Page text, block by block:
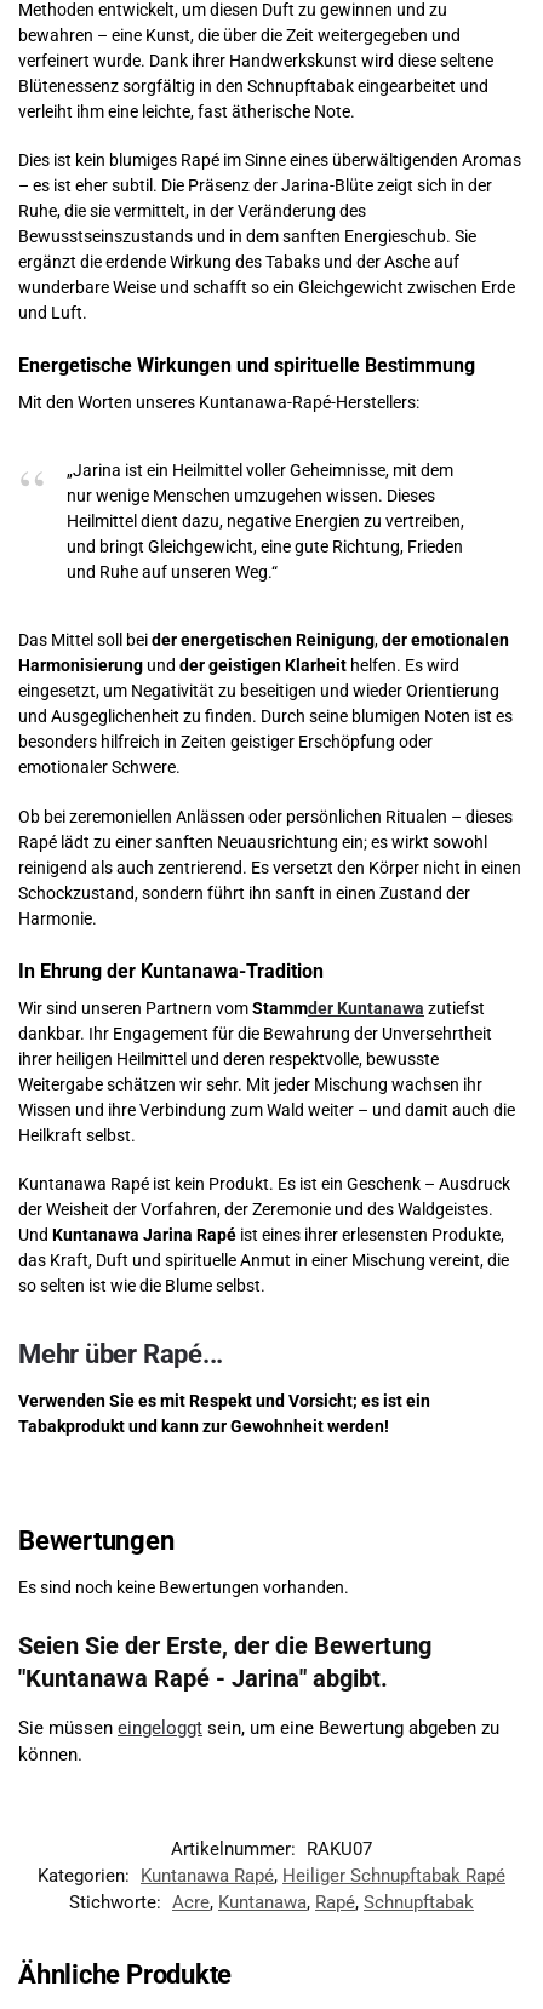
Methoden entwickelt, um diesen Duft zu gewinnen und zu
bewahren – eine Kunst, die über die Zeit weitergegeben und
verfeinert wurde. Dank ihrer Handwerkskunst wird diese seltene
Blütenessenz sorgfältig in den Schnupftabak eingearbeitet und
verleiht ihm eine leichte, fast ätherische Note.
Dies ist kein blumiges Rapé im Sinne eines überwältigenden Aromas
– es ist eher subtil. Die Präsenz der Jarina-Blüte zeigt sich in der
Ruhe, die sie vermittelt, in der Veränderung des
Bewusstseinszustands und in dem sanften Energieschub. Sie
ergänzt die erdende Wirkung des Tabaks und der Asche auf
wunderbare Weise und schafft so ein Gleichgewicht zwischen Erde
und Luft.
Energetische Wirkungen und spirituelle Bestimmung
Mit den Worten unseres Kuntanawa-Rapé-Herstellers:
„Jarina ist ein Heilmittel voller Geheimnisse, mit dem
nur wenige Menschen umzugehen wissen. Dieses
Heilmittel dient dazu, negative Energien zu vertreiben,
und bringt Gleichgewicht, eine gute Richtung, Frieden
und Ruhe auf unseren Weg.“
Das Mittel soll beider energetischen Reinigung,der emotionalen
Harmonisierung und der geistigen Klarheit helfen. Es wird
eingesetzt, um Negativität zu beseitigen und wieder Orientierung
und Ausgeglichenheit zu finden. Durch seine blumigen Noten ist es
besonders hilfreich in Zeiten geistiger Erschöpfung oder
emotionaler Schwere.
Ob bei zeremoniellen Anlässen oder persönlichen Ritualen – dieses
Rapé lädt zu einer sanften Neuausrichtung ein; es wirkt sowohl
reinigend als auch zentrierend. Es versetzt den Körper nicht in einen
Schockzustand, sondern führt ihn sanft in einen Zustand der
Harmonie.
In Ehrung der Kuntanawa-Tradition
Wir sind unseren Partnern vomStammder Kuntanawa zutiefst
dankbar. Ihr Engagement für die Bewahrung der Unversehrtheit
ihrer heiligen Heilmittel und deren respektvolle, bewusste
Weitergabe schätzen wir sehr. Mit jeder Mischung wachsen ihr
Wissen und ihre Verbindung zum Wald weiter – und damit auch die
Heilkraft selbst.
Kuntanawa Rapé ist kein Produkt. Es ist ein Geschenk – Ausdruck
der Weisheit der Vorfahren, der Zeremonie und des Waldgeistes.
Und Kuntanawa Jarina Rapé ist eines ihrer erlesensten Produkte,
das Kraft, Duft und spirituelle Anmut in einer Mischung vereint, die
so selten ist wie die Blume selbst.
Mehr über Rapé...
Verwenden Sie es mit Respekt und Vorsicht; es ist ein
Tabakprodukt und kann zur Gewohnheit werden!
Bewertungen
Es sind noch keine Bewertungen vorhanden.
Seien Sie der Erste, der die Bewertung
"Kuntanawa Rapé - Jarina" abgibt.
Sie müssen eingeloggt sein, um eine Bewertung abgeben zu
können.
Artikelnummer:
RAKU07
Kategorien:
Kuntanawa Rapé, Heiliger Schnupftabak Rapé
Stichworte: Acre, Kuntanawa, Rapé, Schnupftabak
Ähnliche Produkte